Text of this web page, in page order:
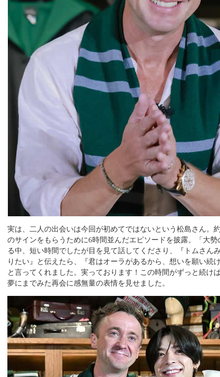
実は、二人の出会いは今回が初めてではないという松島さん。
のサインをもらうために6時間並んだエピソードを披露。「大
る中、短い時間でしたが目を見て話してくださり、『トムさん
りたい』と伝えたら、『君はオーラがあるから、想いを願い続
と言ってくれました。実っております！この時間がずっと続け
夢にまでみた再会に感無量の表情を見せました。